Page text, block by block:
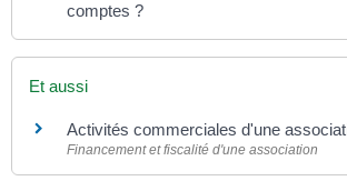
comptes ?
Et aussi
Activités commerciales d'une
Financement et fiscalité d'une association